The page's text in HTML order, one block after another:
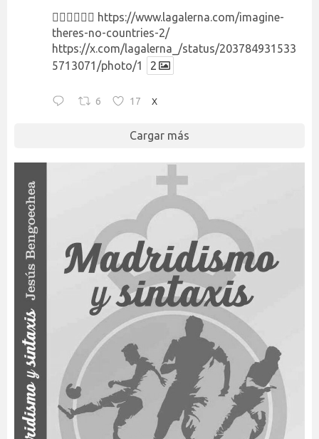
👉🏻👉🏻👉🏻 https://www.lagalerna.com/imagine-
theres-no-countries-2/
https://x.com/lagalerna_/status/203784931533
5713071/photo/1
2
6 17 X
Cargar más